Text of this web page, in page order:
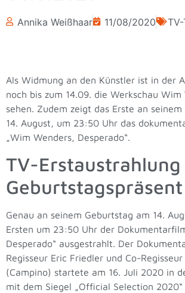
Annika Weißhaar 11/08/2020
Als Widmung an den Künstler ist in der
noch bis zum 14.09. die Werkschau Wim
sehen. Zudem zeigt das Erste an
14. August, um 23:50 Uhr das
„Wim Wenders, Desperado“.
TV-Erstaustrahlung
Geburtstagspräsent
Genau an seinem Geburtstag am 14.
Ersten um 23:50 Uhr der
Desperado“ ausgestrahlt. Der
Regisseur Eric Friedler und Co-Regisseur
(Campino) startete am 16. Juli 2020 in
mit dem Siegel „Official Selection 2020“